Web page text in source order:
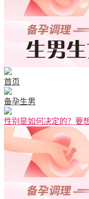
首页
备孕生男
性别是如何决定的？要